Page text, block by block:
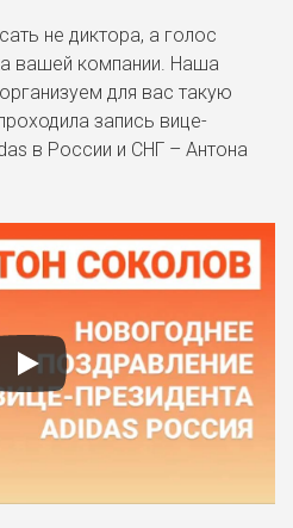
не диктора, а голос
вашей компании. Наша
для вас такую
запись вице-
в России и СНГ – Антона